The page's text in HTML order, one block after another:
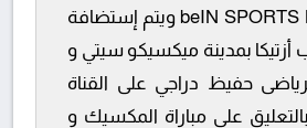
على قناة beIN SPORTS MAX 1 ويتم إستضافة
أزتيكا بمدينة ميكسيكو سيتي و
حفيظ دراجي على القناة
على مباراة المكسيك و